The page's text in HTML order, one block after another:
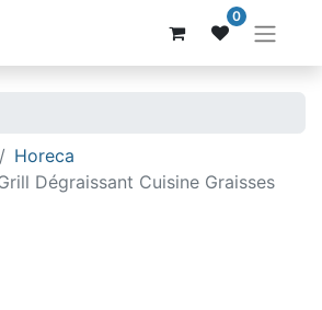
0
Horeca
Dégraissant Cuisine Graisses